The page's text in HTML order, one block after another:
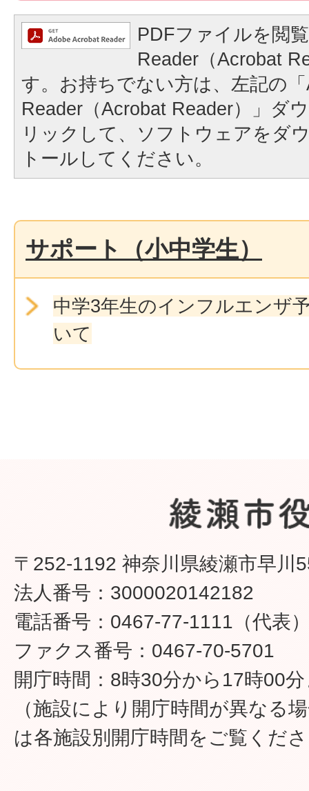
PDFファイルを閲
Reader（Acrobat
す。お持ちでない方は、左記の
Reader（Acrobat Reader）」ダ
リックして、ソフトウェアをダ
トールしてください。
サポート（小中学生）
中学3年生のインフルエンザ
いて
〒252-1192 神奈川県綾瀬市早川
法人番号：3000020142182
電話番号：0467-77-1111（代表
ファクス番号：0467-70-5701
開庁時間：8時30分から17時00
（施設により開庁時間が異なる
は各施設別開庁時間をご覧くだ